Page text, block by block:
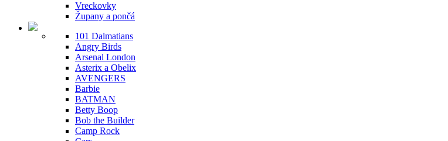
Vreckovky
Župany a pončá
101 Dalmatians
Angry Birds
Arsenal London
Asterix a Obelix
AVENGERS
Barbie
BATMAN
Betty Boop
Bob the Builder
Camp Rock